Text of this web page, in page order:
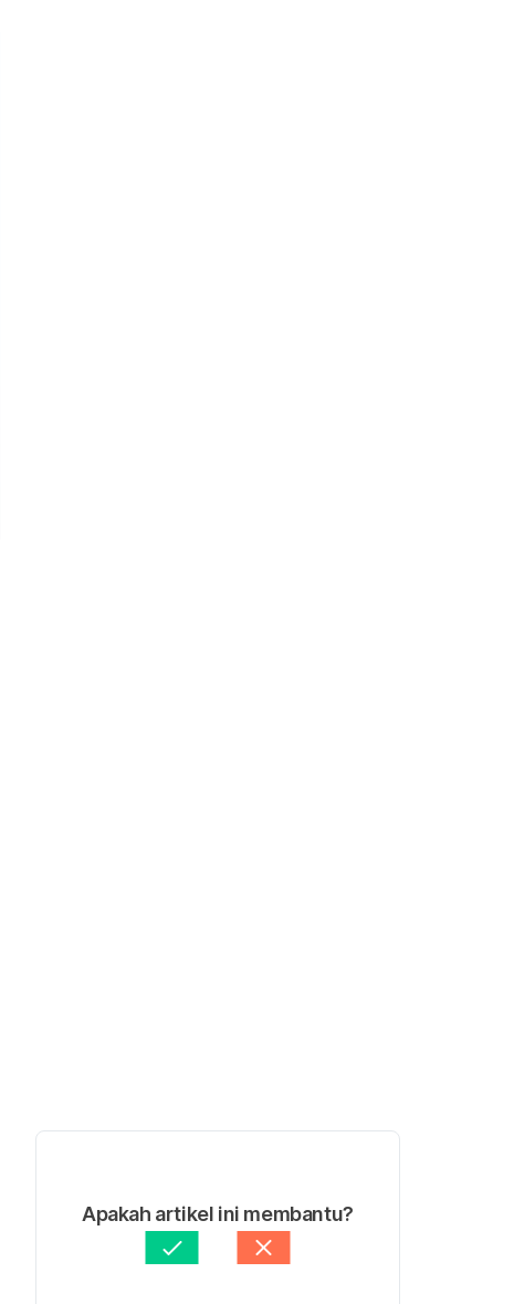
Apakah artikel ini membantu?